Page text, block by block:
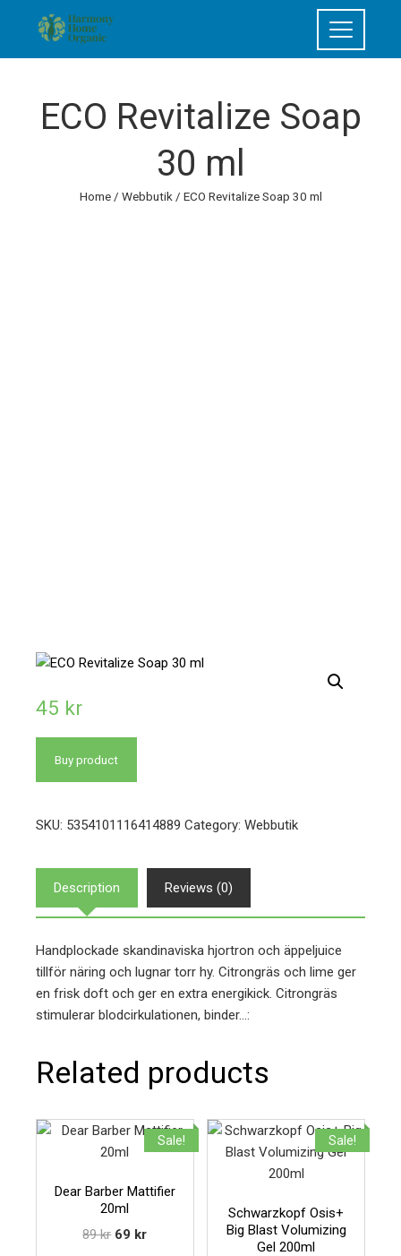
ECO Revitalize Soap
30 ml
Home/ Webbutik / ECO Revitalize Soap 30 ml
45 kr
Buy product
SKU: 5354101116414889 Category: Webbutik
Description Reviews (0)
Handplockade skandinaviska hjortron och äppeljuice
tillför näring och lugnar torr hy. Citrongräs och lime ger
en frisk doft och ger en extra energikick. Citrongräs
stimulerar blodcirkulationen, binder…:
Related products
Sale!
Dear Barber Mattifier
20ml
89kr 69 kr
Sale!
Schwarzkopf Osis+
Big Blast Volumizing
Gel 200ml